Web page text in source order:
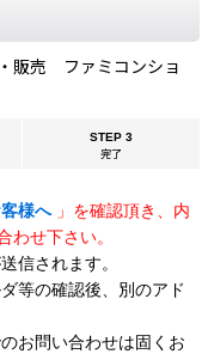
販売 ファミコンショ
STEP 3
完了
様へ 」を確認頂き、内
わせ下さい。
信されます。
等の確認後、別のアド
お問い合わせは固くお